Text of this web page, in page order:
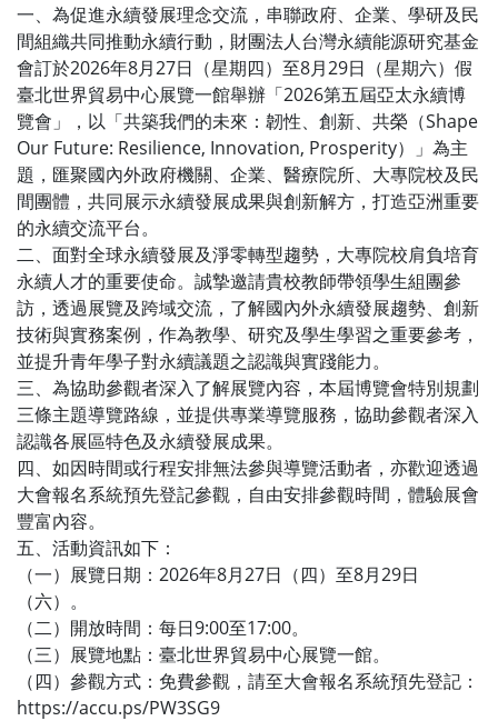
一、為促進永續發展理念交流，串聯政府、企業、學研及民
間組織共同推動永續行動，財團法人台灣永續能源研究基金
會訂於2026年8月27日（星期四）至8月29日（星期六）假
臺北世界貿易中心展覽一館舉辦「2026第五屆亞太永續博
覽會」，以「共築我們的未來：韌性、創新、共榮（Shape
Our Future: Resilience, Innovation, Prosperity）」為主
題，匯聚國內外政府機關、企業、醫療院所、大專院校及民
間團體，共同展示永續發展成果與創新解方，打造亞洲重要
的永續交流平台。
二、面對全球永續發展及淨零轉型趨勢，大專院校肩負培育
永續人才的重要使命。誠摯邀請貴校教師帶領學生組團參
訪，透過展覽及跨域交流，了解國內外永續發展趨勢、創新
技術與實務案例，作為教學、研究及學生學習之重要參考，
並提升青年學子對永續議題之認識與實踐能力。
三、為協助參觀者深入了解展覽內容，本屆博覽會特別規劃
三條主題導覽路線，並提供專業導覽服務，協助參觀者深入
認識各展區特色及永續發展成果。
四、如因時間或行程安排無法參與導覽活動者，亦歡迎透過
大會報名系統預先登記參觀，自由安排參觀時間，體驗展會
豐富內容。
五、活動資訊如下：
（一）展覽日期：2026年8月27日（四）至8月29日
（六）。
（二）開放時間：每日9:00至17:00。
（三）展覽地點：臺北世界貿易中心展覽一館。
（四）參觀方式：免費參觀，請至大會報名系統預先登記：
https://accu.ps/PW3SG9